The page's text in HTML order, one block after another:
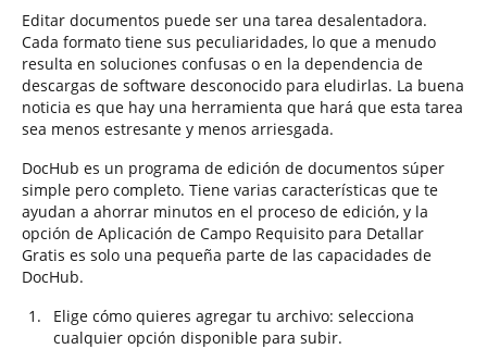
Editar documentos puede ser una tarea desalentadora.
Cada formato tiene sus peculiaridades, lo que a menudo
resulta en soluciones confusas o en la dependencia de
descargas de software desconocido para eludirlas. La buena
noticia es que hay una herramienta que hará que esta tarea
sea menos estresante y menos arriesgada.
DocHub es un programa de edición de documentos súper
simple pero completo. Tiene varias características que te
ayudan a ahorrar minutos en el proceso de edición, y la
opción de Aplicación de Campo Requisito para Detallar
Gratis es solo una pequeña parte de las capacidades de
DocHub.
Elige cómo quieres agregar tu archivo: selecciona
cualquier opción disponible para subir.